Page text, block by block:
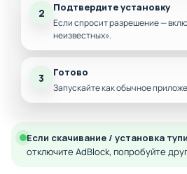
2 Подтвердите установку
Если спросит разрешение —
неизвестных».
3 Готово
Запускайте как обычное
Если скачивание / установка
отключите AdBlock, попробуйте